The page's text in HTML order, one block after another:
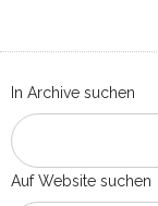
In Archive suchen
Auf Website suchen